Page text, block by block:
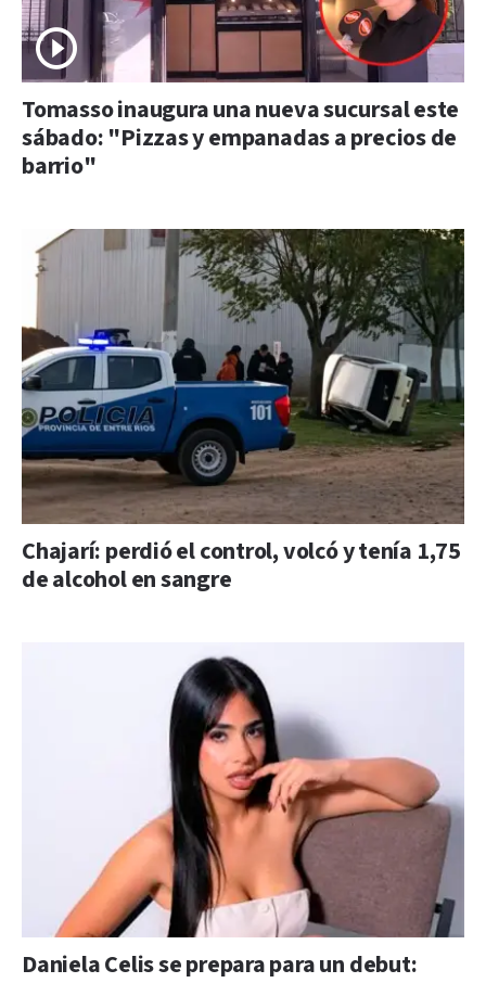
Tomasso inaugura una nueva sucursal este
sábado: "Pizzas y empanadas a precios de
barrio"
Chajarí: perdió el control, volcó y tenía 1,75
de alcohol en sangre
Daniela Celis se prepara para un debut: